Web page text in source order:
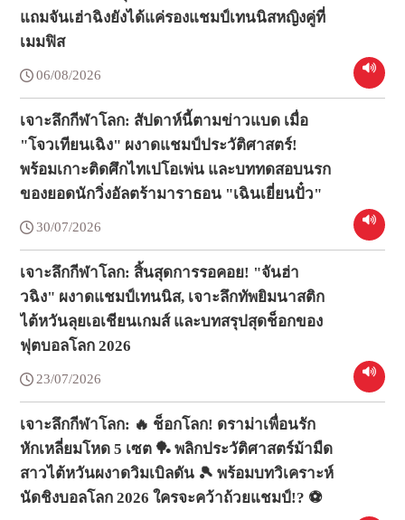
แถมจันเฮ่าฉิงยังได้แค่รองแชมป์เทนนิสหญิงคู่ที่
เมมฟิส
06/08/2026
เจาะลึกกีฬาโลก: สัปดาห์นี้ตามข่าวแบด เมื่อ
"โจวเทียนเฉิง" ผงาดแชมป์ประวัติศาสตร์!
พร้อมเกาะติดศึกไทเปโอเพ่น และบททดสอบนรก
ของยอดนักวิ่งอัลตร้ามาราธอน "เฉินเยี่ยนปั๋ว"
30/07/2026
เจาะลึกกีฬาโลก: สิ้นสุดการรอคอย! "จันฮ่า
วฉิง" ผงาดแชมป์เทนนิส, เจาะลึกทัพยิมนาสติก
ไต้หวันลุยเอเชียนเกมส์ และบทสรุปสุดช็อกของ
ฟุตบอลโลก 2026
23/07/2026
เจาะลึกกีฬาโลก: 🔥 ช็อกโลก! ดราม่าเพื่อนรัก
หักเหลี่ยมโหด 5 เซต 🏓 พลิกประวัติศาสตร์ม้ามืด
สาวไต้หวันผงาดวิมเบิลดัน 🎾 พร้อมบทวิเคราะห์
นัดชิงบอลโลก 2026 ใครจะคว้าถ้วยแชมป์!? ⚽